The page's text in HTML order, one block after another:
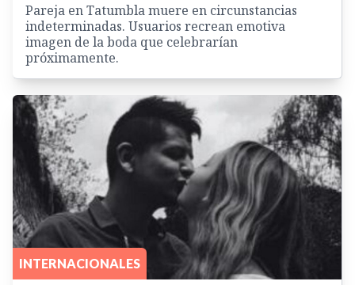
Pareja en Tatumbla muere en circunstancias
indeterminadas. Usuarios recrean emotiva
imagen de la boda que celebrarían
próximamente.
INTERNACIONALES